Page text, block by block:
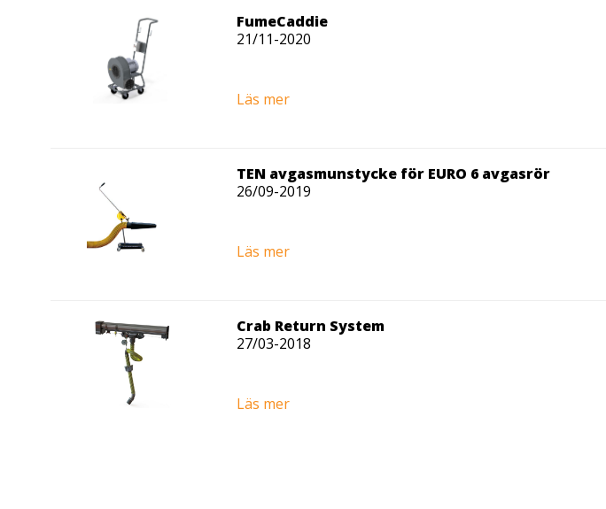
FumeCaddie
21/11-2020
Läs mer
TEN avgasmunstycke för EURO 6 avgasrör
26/09-2019
Läs mer
Crab Return System
27/03-2018
Läs mer